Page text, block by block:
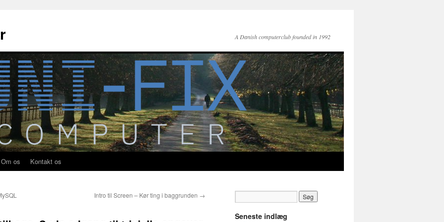
A Danish computerclub founded in 1992
Om os Kontakt os
Intro til Screen – Kør ting i baggrunden →
Seneste indlæg